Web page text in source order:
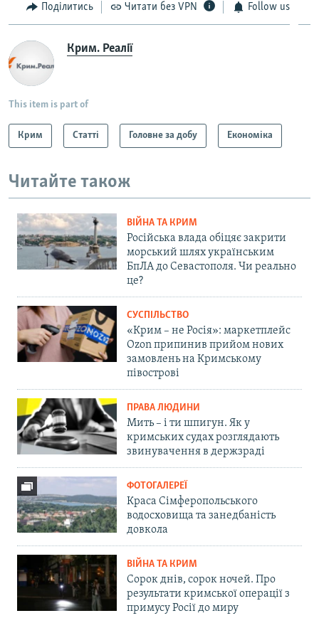
Поділитись Читати без VPN Follow us
Крим. Реалії
This item is part of
Крим Статті Головне за добу Економіка
Читайте також
ВІЙНА ТА КРИМ
Російська влада обіцяє закрити
морський шлях українським
БпЛА до Севастополя. Чи реально
це?
СУСПІЛЬСТВО
«Крим – не Росія»: маркетплейс
Ozon припинив прийом нових
замовлень на Кримському
півострові
ПРАВА ЛЮДИНИ
Мить – і ти шпигун. Як у
кримських судах розглядають
звинувачення в держзраді
ФОТОГАЛЕРЕЇ
Краса Сімферопольського
водосховища та занедбаність
довкола
ВІЙНА ТА КРИМ
Сорок днів, сорок ночей. Про
результати кримської операції з
примусу Росії до миру